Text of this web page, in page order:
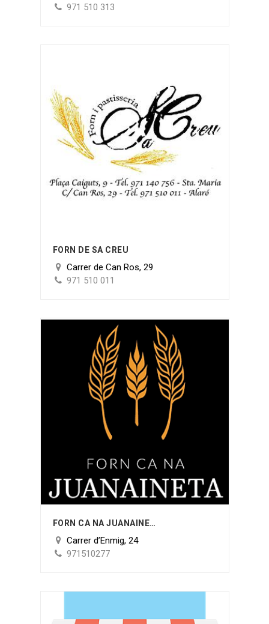
971 510 313
FORN DE SA CREU
Carrer de Can Ros, 29
971 510 011
FORN CA NA JUANAINETA
Carrer d’Enmig, 24
971510277